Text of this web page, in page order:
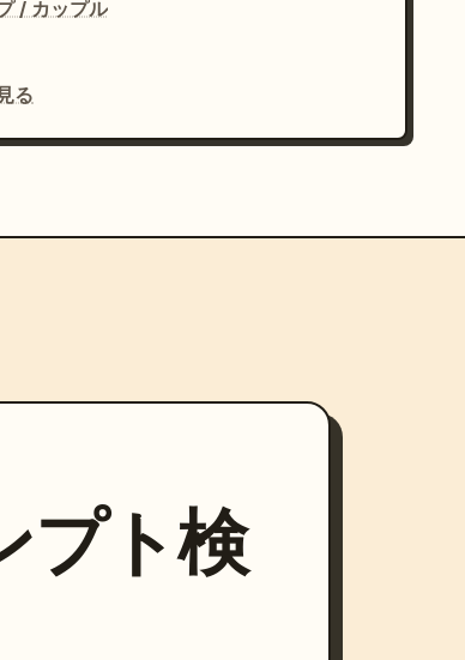
/ カップル
る
プト検